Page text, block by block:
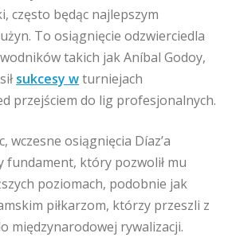
często będąc najlepszym
To osiągnięcie odzwierciedla
takich jak Aníbal Godoy,
sukcesy wturniejach
przejściem do lig profesjonalnych.
wczesne osiągnięcia Díaz’a
fundament, który pozwolił mu
poziomach, podobnie jak
piłkarzom, którzy przeszli z
międzynarodowej rywalizacji.